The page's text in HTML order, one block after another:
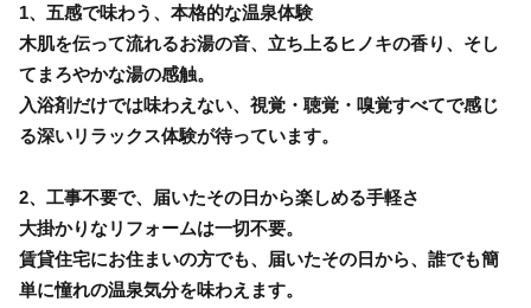
1、五感で味わう、本格的な温泉体験
木肌を伝って流れるお湯の音、立ち上るヒノキの香り、そし
てまろやかな湯の感触。
入浴剤だけでは味わえない、視覚・聴覚・嗅覚すべてで感じ
る深いリラックス体験が待っています。
2、工事不要で、届いたその日から楽しめる手軽さ
大掛かりなリフォームは一切不要。
賃貸住宅にお住まいの方でも、届いたその日から、誰でも簡
単に憧れの温泉気分を味わえます。